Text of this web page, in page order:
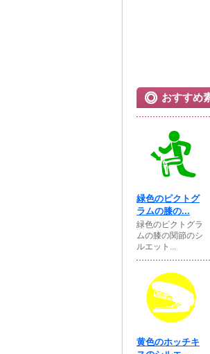
おすすめ
緑色のピクトグ
ラムの膝の...
緑色のピクトグラ
ムの膝の関節のシ
ルエット...
黄色のホッチキ